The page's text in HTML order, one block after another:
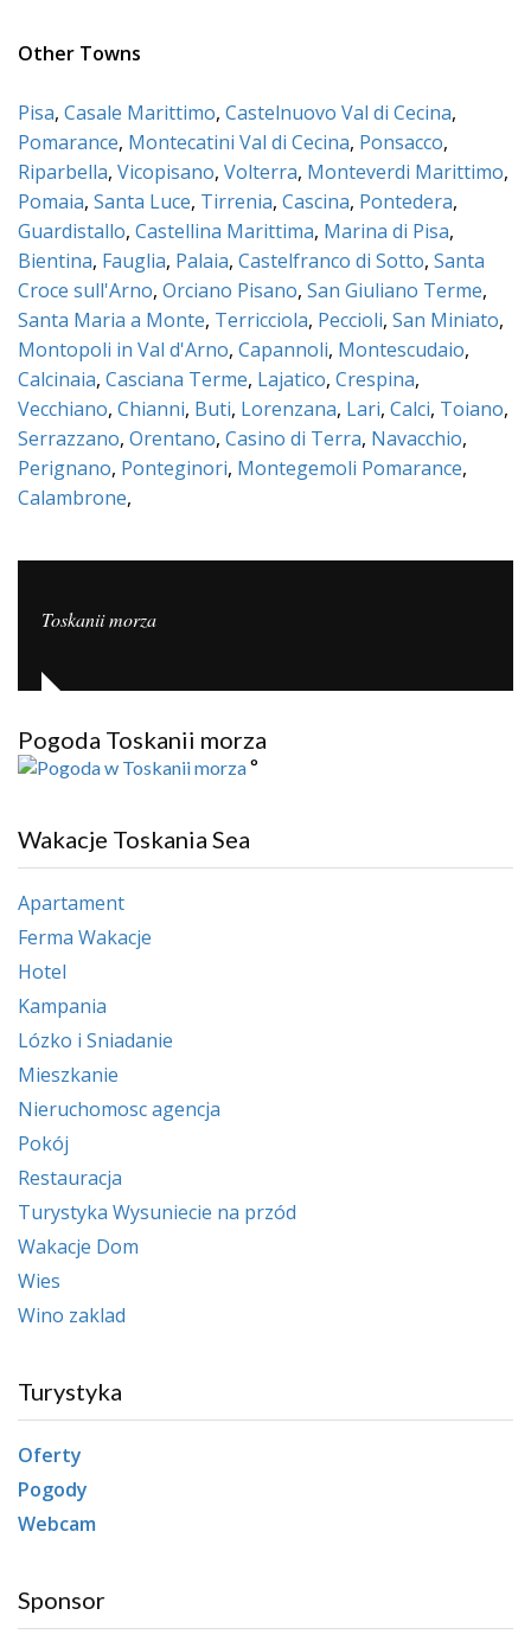
Other Towns
Pisa, Casale Marittimo, Castelnuovo Val di Cecina,
Pomarance, Montecatini Val di Cecina, Ponsacco,
Riparbella, Vicopisano, Volterra, Monteverdi Marittimo,
Pomaia, Santa Luce, Tirrenia, Cascina, Pontedera,
Guardistallo, Castellina Marittima, Marina di Pisa,
Bientina, Fauglia, Palaia, Castelfranco di Sotto, Santa
Croce sull'Arno, Orciano Pisano, San Giuliano Terme,
Santa Maria a Monte, Terricciola, Peccioli, San Miniato,
Montopoli in Val d'Arno, Capannoli, Montescudaio,
Calcinaia, Casciana Terme, Lajatico, Crespina,
Vecchiano, Chianni, Buti, Lorenzana, Lari, Calci, Toiano,
Serrazzano, Orentano, Casino di Terra, Navacchio,
Perignano, Ponteginori, Montegemoli Pomarance,
Calambrone,
Toskanii morza
Pogoda Toskanii morza
°
Wakacje Toskania Sea
Apartament
Ferma Wakacje
Hotel
Kampania
Lózko i Sniadanie
Mieszkanie
Nieruchomosc agencja
Pokój
Restauracja
Turystyka Wysuniecie na przód
Wakacje Dom
Wies
Wino zaklad
Turystyka
Oferty
Pogody
Webcam
Sponsor